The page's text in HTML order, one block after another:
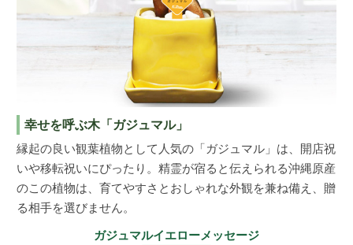
幸せを呼ぶ木「ガジュマル」
縁起の良い観葉植物として人気の「ガジュマル」は、開店祝
いや移転祝いにぴったり。精霊が宿ると伝えられる沖縄原産
のこの植物は、育てやすさとおしゃれな外観を兼ね備え、贈
る相手を選びません。
ガジュマルイエローメッセージ